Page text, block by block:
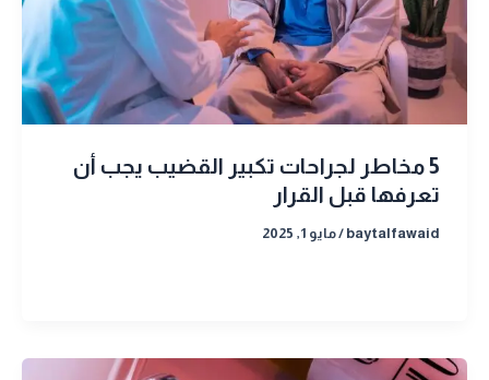
5 مخاطر لجراحات تكبير القضيب يجب أن
تعرفها قبل القرار
baytalfawaid
/مايو 1, 2025